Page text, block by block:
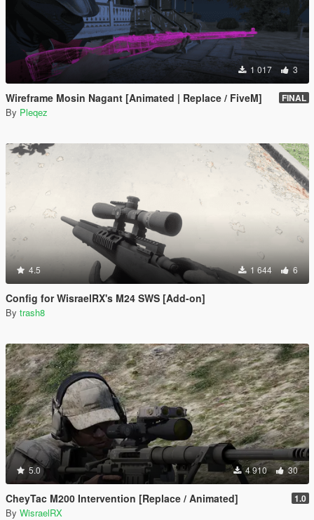
1 017 3
Wireframe Mosin Nagant [Animated | Replace / FiveM] FINAL
By Pleqez
4.5 1 644 6
Config for WisraelRX's M24 SWS [Add-on]
By trash8
5.0 4 910 30
CheyTac M200 Intervention [Replace / Animated] 1.0
By WisraelRX